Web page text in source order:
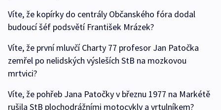
Víte, že kopírky do centrály Občanského fóra dodal
budoucí šéf podsvětí František Mrázek?
Víte, že první mluvčí Charty 77 profesor Jan Patočka
zemřel po nelidských výsleších StB na mozkovou
mrtvici?
Víte, že pohřeb Jana Patočky v březnu 1977 na Markétě
rušila StB plochodrážními motocykly a vrtulníkem?